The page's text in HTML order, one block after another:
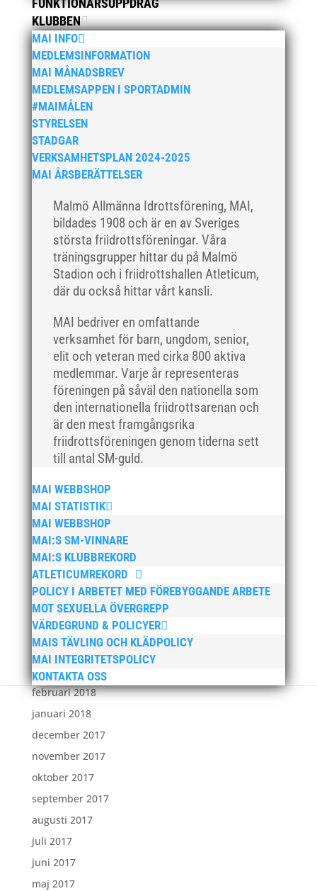
FUNKTIONÄRSUPPDRAG
KLUBBEN
MAI INFO
MEDLEMSINFORMATION
MAI MÅNADSBREV
MEDLEMSAPPEN I SPORTADMIN
#MAIMÅLEN
STYRELSEN
STADGAR
VERKSAMHETSPLAN 2024-2025
MAI ÅRSBERÄTTELSER
Malmö Allmänna Idrottsförening, MAI,
bildades 1908 och är en av Sveriges
största friidrottsföreningar. Våra
träningsgrupper hittar du på Malmö
Stadion och i friidrottshallen Atleticum,
där du också hittar vårt kansli.
MAI bedriver en omfattande
verksamhet för barn, ungdom, senior,
elit och veteran med cirka 800 aktiva
medlemmar. Varje år representeras
föreningen på såväl den nationella som
den internationella friidrottsarenan och
är den mest framgångsrika
friidrottsföreningen genom tiderna sett
till antal SM-guld.
MAI WEBBSHOP
MAI STATISTIK
MAI WEBBSHOP
MAI:S SM-VINNARE
MAI:S KLUBBREKORD
ATLETICUMREKORD
POLICY I ARBETET MED FÖREBYGGANDE ARBETE
MOT SEXUELLA ÖVERGREPP
VÄRDEGRUND & POLICYER
MAIS TÄVLING OCH KLÄDPOLICY
MAI INTEGRITETSPOLICY
KONTAKTA OSS
februari 2021
december 2020
november 2020
oktober 2020
september 2020
augusti 2020
juni 2020
april 2020
mars 2020
februari 2020
januari 2020
november 2019
oktober 2019
september 2019
juli 2019
juni 2019
maj 2019
april 2019
mars 2019
februari 2019
januari 2019
november 2018
oktober 2018
september 2018
augusti 2018
juli 2018
juni 2018
maj 2018
april 2018
mars 2018
februari 2018
januari 2018
december 2017
november 2017
oktober 2017
september 2017
augusti 2017
juli 2017
juni 2017
maj 2017